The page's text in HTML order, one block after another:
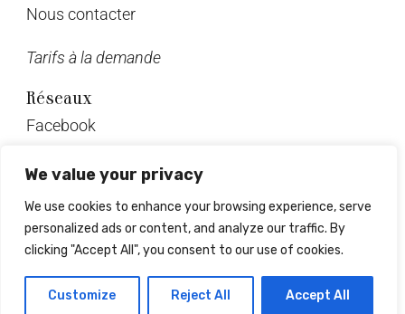
We value your privacy
We use cookies to enhance your browsing experience, serve
personalized ads or content, and analyze our traffic. By
clicking "Accept All", you consent to our use of cookies.
Customize Reject All Accept All
Nous contacter
Tarifs à la demande
Réseaux
Facebook
Instagram
Pinterest
Linkedin
© Not Magazine 2023
Design & développement : Mrlsagency